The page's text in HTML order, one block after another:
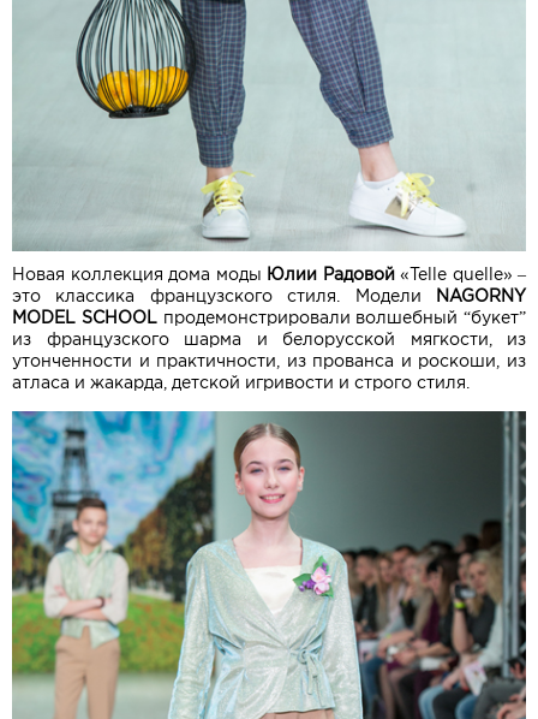
Новая коллекция дома моды Юлии Радовой«Telle quelle» –
это классика французского стиля. Модели
NAGORNY
MODEL SCHOOLпродемонстрировали волшебный “букет”
из французского шарма и белорусской мягкости, из
утонченности и практичности, из прованса и роскоши, из
атласа и жакарда, детской игривости и строго стиля.